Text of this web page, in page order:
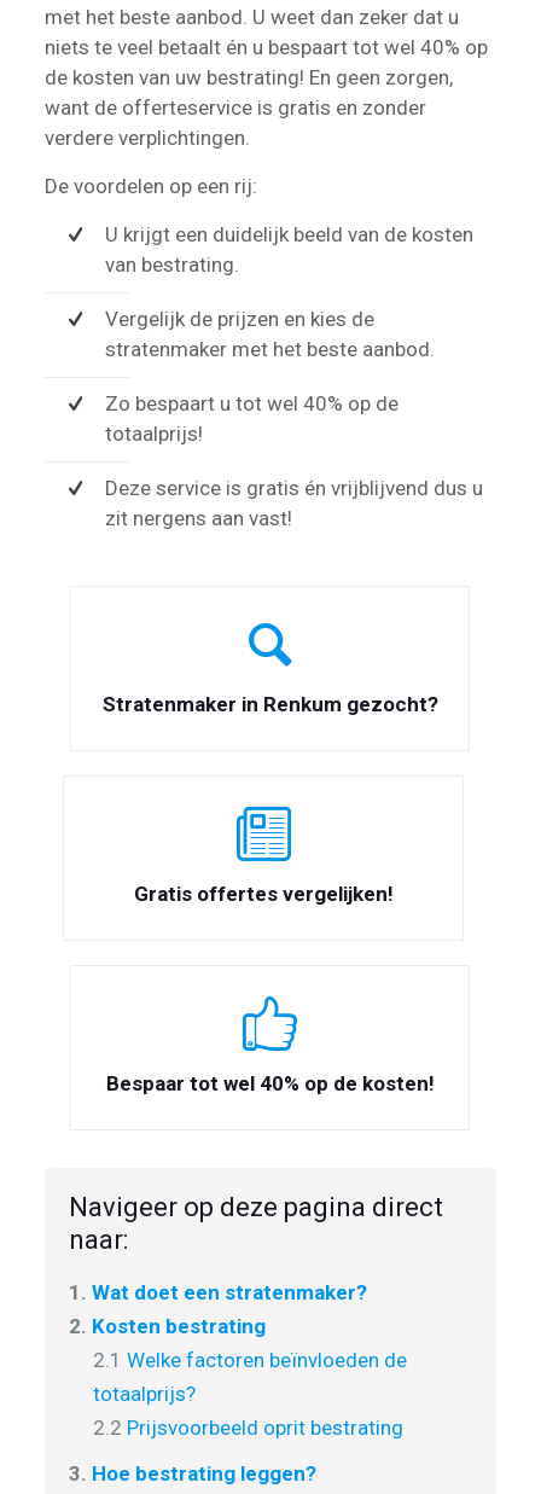
met het beste aanbod. U weet dan zeker dat u
niets te veel betaalt én u bespaart tot wel 40% op
de kosten van uw bestrating! En geen zorgen,
want de offerteservice is gratis en zonder
verdere verplichtingen.
De voordelen op een rij:
U krijgt een duidelijk beeld van de kosten
van bestrating.
Vergelijk de prijzen en kies de
stratenmaker met het beste aanbod.
Zo bespaart u tot wel 40% op de
totaalprijs!
Deze service is gratis én vrijblijvend dus u
zit nergens aan vast!
Stratenmaker in Renkum gezocht?
Gratis offertes vergelijken!
Bespaar tot wel 40% op de kosten!
Navigeer op deze pagina direct
naar:
1. Wat doet een stratenmaker?
2. Kosten bestrating
2.1 Welke factoren beïnvloeden de
totaalprijs?
2.2 Prijsvoorbeeld oprit bestrating
3. Hoe bestrating leggen?